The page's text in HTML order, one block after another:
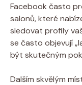
Facebook často
salonů, které
sledovat profily
se často objevují
být skutečným
Dalším skvělým